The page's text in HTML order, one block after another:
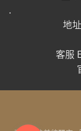
.
地
客服